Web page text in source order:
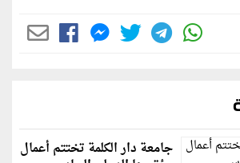
جامعة دار الكلمة تختتم أعمال